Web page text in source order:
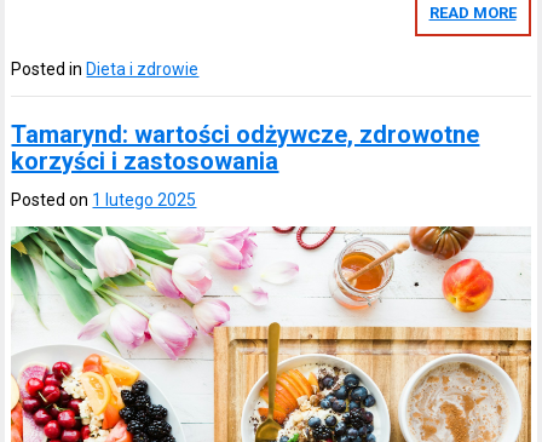
READ MORE
Posted in Dieta i zdrowie
Tamarynd: wartości odżywcze, zdrowotne
korzyści i zastosowania
Posted on 1 lutego 2025